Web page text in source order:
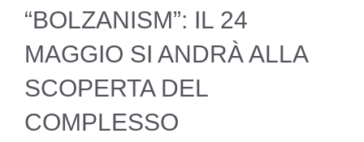
“BOLZANISM”: IL 24
MAGGIO SI ANDRÀ ALLA
SCOPERTA DEL
COMPLESSO